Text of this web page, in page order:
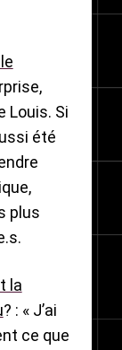
Louis. Si
été
plus
la
? : « J’ai
ce que